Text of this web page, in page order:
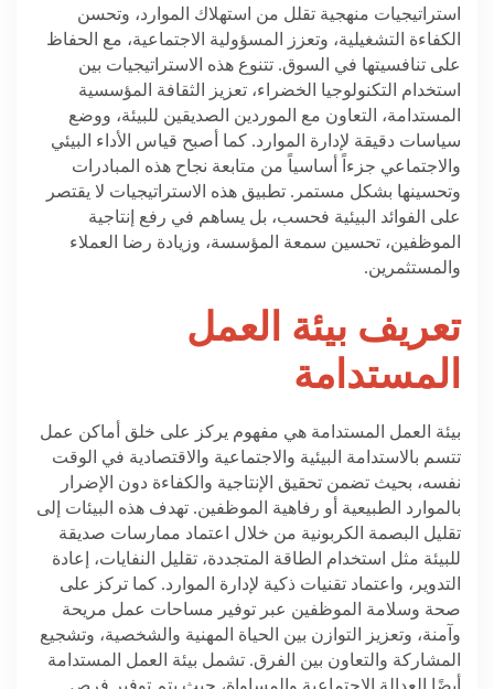
استراتيجيات منهجية تقلل من استهلاك الموارد، وتحسن
الكفاءة التشغيلية، وتعزز المسؤولية الاجتماعية، مع الحفاظ
على تنافسيتها في السوق. تتنوع هذه الاستراتيجيات بين
استخدام التكنولوجيا الخضراء، تعزيز الثقافة المؤسسية
المستدامة، التعاون مع الموردين الصديقين للبيئة، ووضع
سياسات دقيقة لإدارة الموارد. كما أصبح قياس الأداء البيئي
والاجتماعي جزءاً أساسياً من متابعة نجاح هذه المبادرات
وتحسينها بشكل مستمر. تطبيق هذه الاستراتيجيات لا يقتصر
على الفوائد البيئية فحسب، بل يساهم في رفع إنتاجية
الموظفين، تحسين سمعة المؤسسة، وزيادة رضا العملاء
والمستثمرين.
تعريف بيئة العمل
المستدامة
بيئة العمل المستدامة هي مفهوم يركز على خلق أماكن عمل
تتسم بالاستدامة البيئية والاجتماعية والاقتصادية في الوقت
نفسه، بحيث تضمن تحقيق الإنتاجية والكفاءة دون الإضرار
بالموارد الطبيعية أو رفاهية الموظفين. تهدف هذه البيئات إلى
تقليل البصمة الكربونية من خلال اعتماد ممارسات صديقة
للبيئة مثل استخدام الطاقة المتجددة، تقليل النفايات، إعادة
التدوير، واعتماد تقنيات ذكية لإدارة الموارد. كما تركز على
صحة وسلامة الموظفين عبر توفير مساحات عمل مريحة
وآمنة، وتعزيز التوازن بين الحياة المهنية والشخصية، وتشجيع
المشاركة والتعاون بين الفرق. تشمل بيئة العمل المستدامة